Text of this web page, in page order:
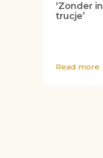
‘Zonder
trucje’
Read more